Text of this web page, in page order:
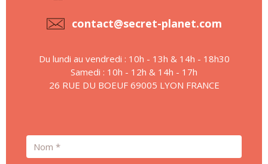
contact@secret-planet.com
Du lundi au vendredi : 10h - 13h & 14h - 18h30
Samedi : 10h - 12h & 14h - 17h
26 RUE DU BOEUF 69005 LYON FRANCE
Nom